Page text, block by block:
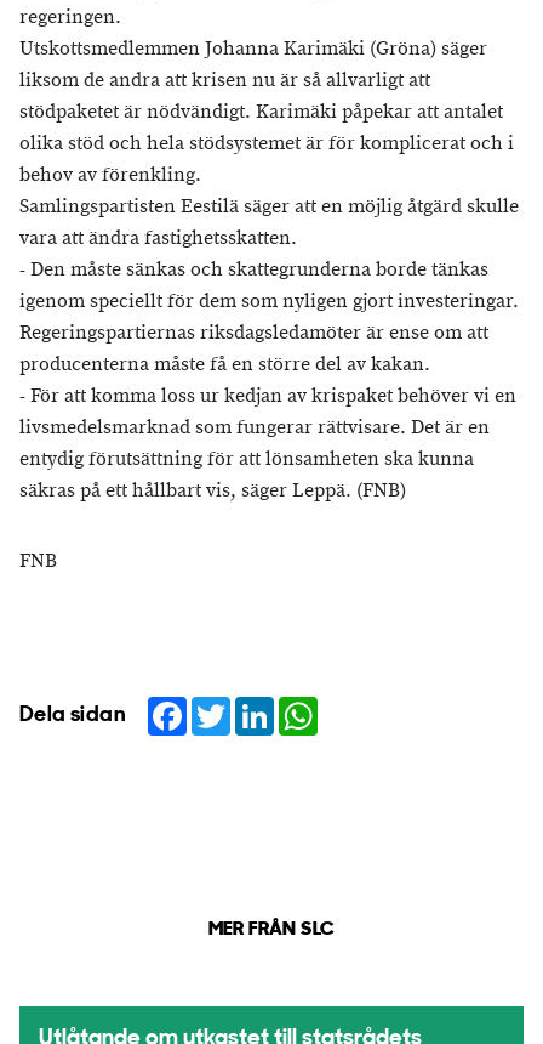
regeringen.
Utskottsmedlemmen Johanna Karimäki (Gröna) säger
liksom de andra att krisen nu är så allvarligt att
stödpaketet är nödvändigt. Karimäki påpekar att antalet
olika stöd och hela stödsystemet är för komplicerat och i
behov av förenkling.
Samlingspartisten Eestilä säger att en möjlig åtgärd skulle
vara att ändra fastighetsskatten.
- Den måste sänkas och skattegrunderna borde tänkas
igenom speciellt för dem som nyligen gjort investeringar.
Regeringspartiernas riksdagsledamöter är ense om att
producenterna måste få en större del av kakan.
- För att komma loss ur kedjan av krispaket behöver vi en
livsmedelsmarknad som fungerar rättvisare. Det är en
entydig förutsättning för att lönsamheten ska kunna
säkras på ett hållbart vis, säger Leppä. (FNB)
FNB
Dela sidan Facebook
TwitterLinkedIn
MER FRÅN SLC